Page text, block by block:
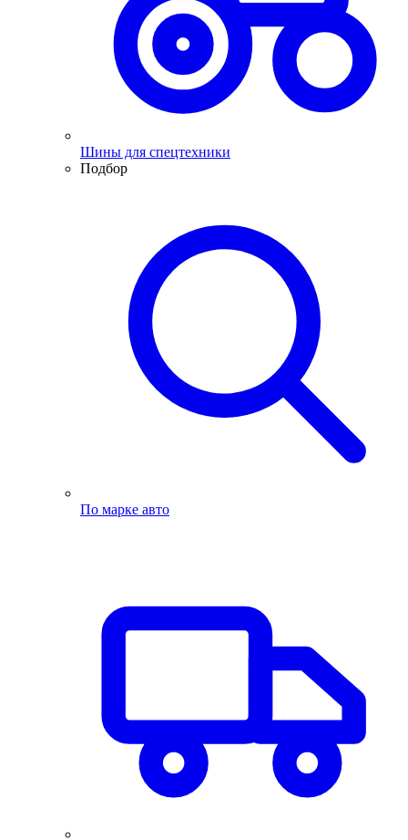
Шины для спецтехники
Подбор
По марке авто